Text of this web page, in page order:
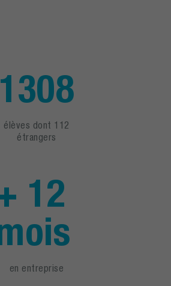
1308
élèves dont 112
étrangers
12
en entreprise